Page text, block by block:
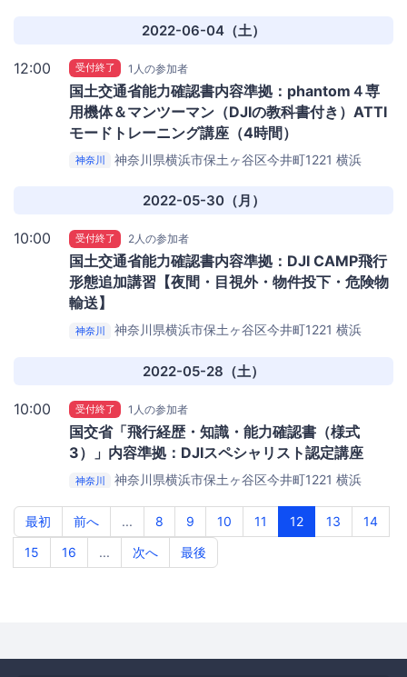
2022-06-04（土）
12:00 受付終了 1人の参加者
国土交通省能力確認書内容準拠：phantom４専
用機体＆マンツーマン（DJIの教科書付き）ATTI
モードトレーニング講座（4時間）
神奈川 神奈川県横浜市保土ヶ谷区今井町1221 横浜
2022-05-30（月）
10:00 受付終了 2人の参加者
国土交通省能力確認書内容準拠：DJI CAMP飛行
形態追加講習【夜間・目視外・物件投下・危険物
輸送】
神奈川 神奈川県横浜市保土ヶ谷区今井町1221 横浜
2022-05-28（土）
10:00 受付終了 1人の参加者
国交省「飛行経歴・知識・能力確認書（様式
3）」内容準拠：DJIスペシャリスト認定講座
神奈川 神奈川県横浜市保土ヶ谷区今井町1221 横浜
最初
前へ ... 8 9 10 11 12 13
14
15
16 ... 次へ 最後